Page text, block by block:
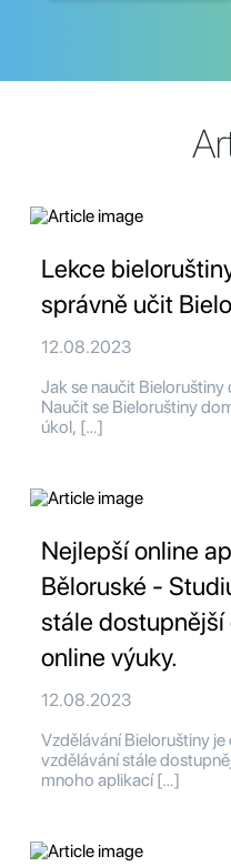
Lekce
správně učit
12.08.2023
Jak se naučit
Naučit se Bieloruštiny
úkol, […]
Nejlepší online
Běloruské -
stále
online výuky.
12.08.2023
Vzdělávání Bieloruštiny
vzdělávání stále
mnoho aplikací […]